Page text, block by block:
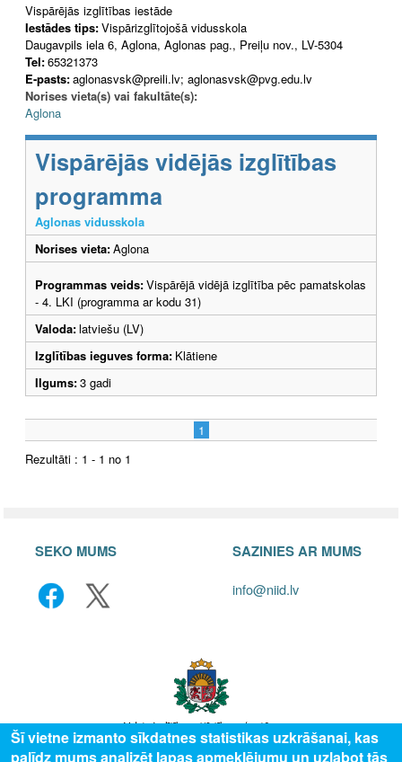
Vispārējās izglītības iestāde
Iestādes tips:Vispārizglītojošā vidusskola
Daugavpils iela 6, Aglona, Aglonas pag., Preiļu nov., LV-5304
Tel:65321373
E-pasts:aglonasvsk@preili.lv; aglonasvsk@pvg.edu.lv
Norises vieta(s) vai fakultāte(s):
Aglona
Vispārējās vidējās izglītības
programma
Aglonas vidusskola
Norises vieta:Aglona
Programmas veids:Vispārējā vidējā izglītība pēc pamatskolas
- 4. LKI (programma ar kodu 31)
Valoda:latviešu (LV)
Izglītības ieguves forma: Klātiene
Ilgums:3 gadi
1
Rezultāti : 1 - 1 no 1
SEKO MUMS SAZINIES AR MUMS
info@niid.lv
Šī vietne izmanto sīkdatnes statistikas uzkrāšanai, kas
palīdz mums analizēt lapas apmeklējumu un uzlabot tās